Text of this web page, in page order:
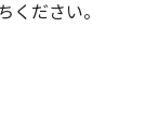
ください。